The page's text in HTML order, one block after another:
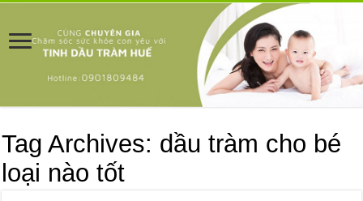
Tag Archives: dầu tràm cho bé
loại nào tốt